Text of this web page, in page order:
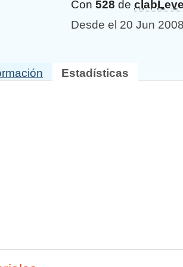
Con 528 de
Desde el 20 Jun
Estadísticas